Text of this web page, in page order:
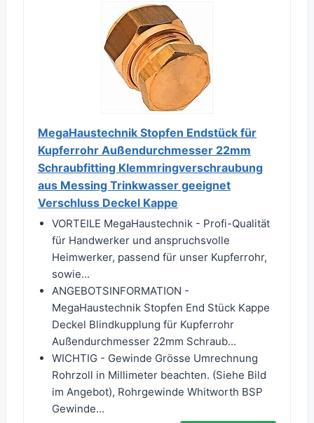
MegaHaustechnik Stopfen Endstück für
Kupferrohr Außendurchmesser 22mm
Schraubfitting Klemmringverschraubung
aus Messing Trinkwasser geeignet
Verschluss Deckel Kappe
VORTEILE MegaHaustechnik - Profi-Qualität
für Handwerker und anspruchsvolle
Heimwerker, passend für unser Kupferrohr,
sowie...
ANGEBOTSINFORMATION -
MegaHaustechnik Stopfen End Stück Kappe
Deckel Blindkupplung für Kupferrohr
Außendurchmesser 22mm Schraub...
WICHTIG - Gewinde Grösse Umrechnung
Rohrzoll in Millimeter beachten. (Siehe Bild
im Angebot), Rohrgewinde Whitworth BSP
Gewinde...